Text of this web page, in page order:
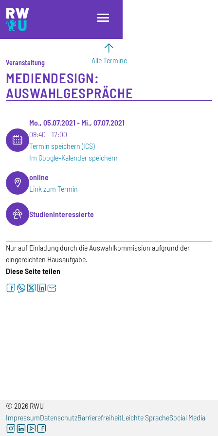
Direkt zum Inhalt
Direkt zur Hauptnavigation
Direkt zum Fußbereich
Alle Termine
Veranstaltung
MEDIENDESIGN:
AUSWAHLGESPRÄCHE
Mo., 05.07.2021 - Mi., 07.07.2021
08:40
17:00
Termin speichern (ICS)
Im Google-Kalender speichern
online
Link zum Termin
Studieninteressierte
Nur auf Einladung durch die Auswahlkommission aufgrund der
eingereichten Hausaufgabe.
Diese Seite teilen
facebookwhatsapptwitterlinkedinletter
© 2026 RWU
ImpressumDatenschutzBarrierefreiheitLeichte SpracheSocial Media
instagramlinkedinyoutubefacebook